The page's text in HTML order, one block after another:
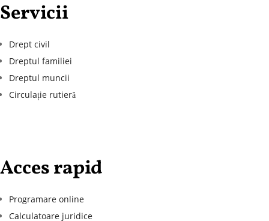
Servicii
Drept civil
Dreptul familiei
Dreptul muncii
Circulație rutieră
Acces rapid
Programare online
Calculatoare juridice